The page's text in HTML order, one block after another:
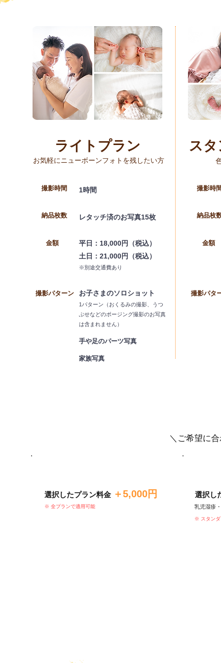
ライトプラン
お気軽にニューボーンフォトを残したい方
​撮影時間 1時間
納品枚数 レタッチ済のお写真15枚
金額
平日：18,000円（税込）
​土日：21,000円（税込）
​※別途交通費あり
​撮影パターン お子さまのソロショット
1パターン（おくるみの撮影、うつ
ぶせなどのポージング撮影のお写真
は含まれません）
​手や足のパーツ写真
​家族写真
ス
撮影時
納品枚
金額
撮影パタ
＼ご希望に
​選択したプラン料金 ＋5,000円
​※ 全プランで適用可能
選択し
乳児湿疹
※ スタンダ